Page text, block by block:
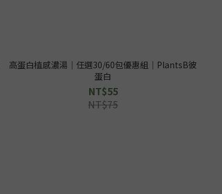
高蛋白植感濃湯｜任選30/60包優惠組｜PlantsB彼
蛋白
NT$55
NT$75